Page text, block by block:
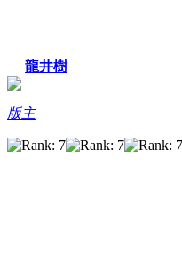
龍井樹
版主